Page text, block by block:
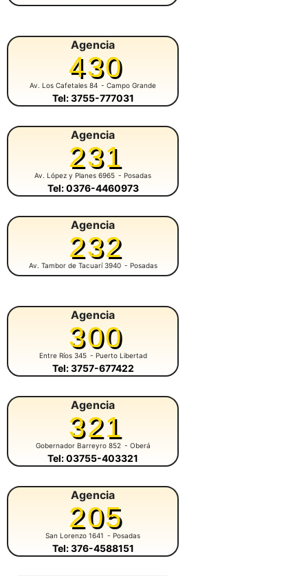
Agencia
430
Av. Los Cafetales 84 - Campo Grande
Tel: 3755-777031
Agencia
231
Av. López y Planes 6965 - Posadas
Tel: 0376-4460973
Agencia
232
Av. Tambor de Tacuarí 3940 - Posadas
Agencia
300
Entre Ríos 345 - Puerto Libertad
Tel: 3757-677422
Agencia
321
Gobernador Barreyro 852 - Oberá
Tel: 03755-403321
Agencia
205
San Lorenzo 1641 - Posadas
Tel: 376-4588151